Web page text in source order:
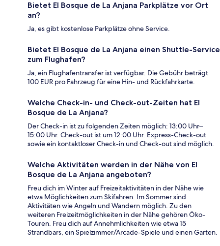
Bietet El Bosque de La Anjana Parkplätze vor Ort
an?
Ja, es gibt kostenlose Parkplätze ohne Service.
Bietet El Bosque de La Anjana einen Shuttle-Service
zum Flughafen?
Ja, ein Flughafentransfer ist verfügbar. Die Gebühr beträgt
100 EUR pro Fahrzeug für eine Hin- und Rückfahrkarte.
Welche Check-in- und Check-out-Zeiten hat El
Bosque de La Anjana?
Der Check-in ist zu folgenden Zeiten möglich: 13:00 Uhr–
15:00 Uhr. Check-out ist um 12:00 Uhr. Express-Check-out
sowie ein kontaktloser Check-in und Check-out sind möglich.
Welche Aktivitäten werden in der Nähe von El
Bosque de La Anjana angeboten?
Freu dich im Winter auf Freizeitaktivitäten in der Nähe wie
etwa Möglichkeiten zum Skifahren. Im Sommer sind
Aktivitäten wie Angeln und Wandern möglich. Zu den
weiteren Freizeitmöglichkeiten in der Nähe gehören Öko-
Touren. Freu dich auf Annehmlichkeiten wie etwa 15
Strandbars, ein Spielzimmer/Arcade-Spiele und einen Garten.